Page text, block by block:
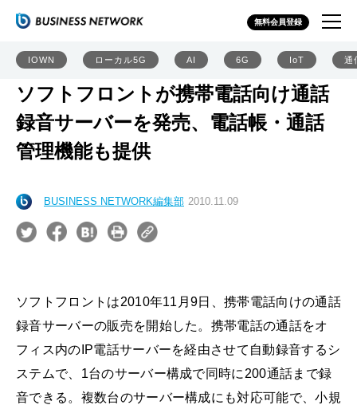
無料会員登録
IOWN ローカル5G AI 6G IoT 通
ソフトフロントが携帯電話向け通話
録音サーバーを発売、電話帳・通話
管理機能も提供
BUSINESS NETWORK編集部 2010.11.09
ソフトフロントは2010年11月9日、携帯電話向けの通話
録音サーバーの販売を開始した。携帯電話の通話をオ
フィス内のIP電話サーバーを経由させて自動録音するシ
ステムで、1台のサーバー構成で同時に200通話まで録
音できる。複数台のサーバー構成にも対応可能で、小規